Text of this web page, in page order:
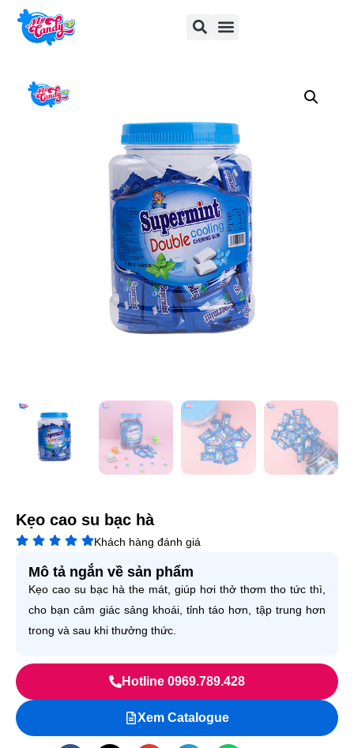
Kẹo cao su bạc hà
Khách hàng đánh giá
Mô tả ngắn về sản phẩm
Kẹo cao su bạc hà the mát, giúp hơi thở thơm tho tức thì,
cho bạn cảm giác sảng khoái, tỉnh táo hơn, tập trung hơn
trong và sau khi thưởng thức.
Hotline 0969.789.428
Xem Catalogue